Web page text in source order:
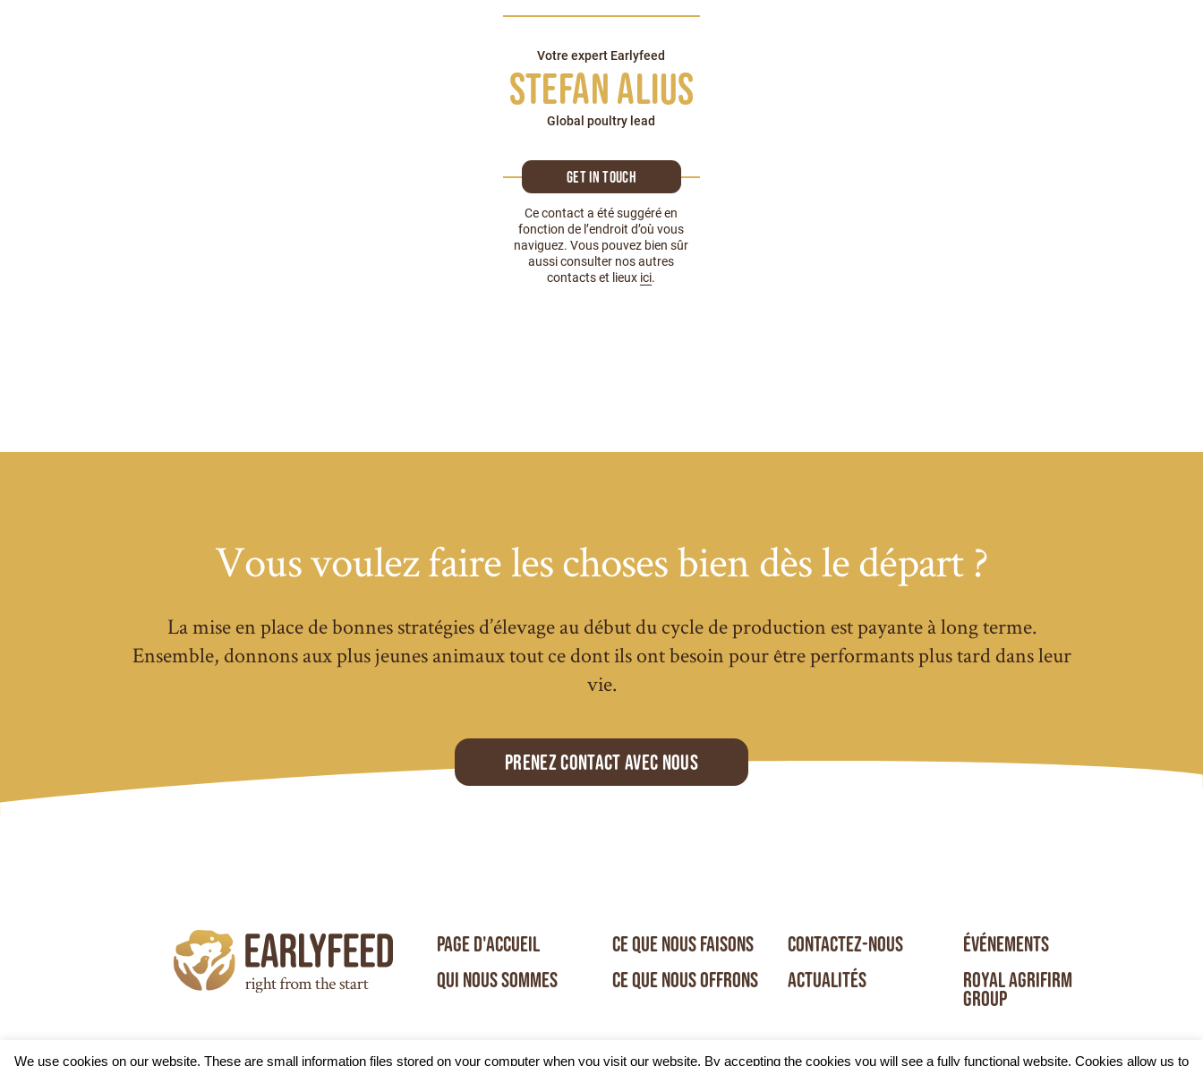
Votre expert Earlyfeed
Stefan Alius
Global poultry lead
Get in touch
Ce contact a été suggéré en
fonction de l’endroit d’où vous
naviguez. Vous pouvez bien sûr
aussi consulter nos autres
contacts et lieux ici.
Vous voulez faire les choses bien dès le départ ?
La mise en place de bonnes stratégies d’élevage au début du cycle de production est payante à long terme.
Ensemble, donnons aux plus jeunes animaux tout ce dont ils ont besoin pour être performants plus tard dans leur
vie.
Prenez contact avec nous
PAGE D'ACCUEIL
QUI NOUS SOMMES
CE QUE NOUS FAISONS
CE QUE NOUS OFFRONS
CONTACTEZ-NOUS
ACTUALITÉS
ÉVÉNEMENTS
ROYAL AGRIFIRM
GROUP
We use cookies on our website. These are small information files stored on your computer when you visit our website. By accepting the cookies you will see a fully functional website. Cookies allow us to